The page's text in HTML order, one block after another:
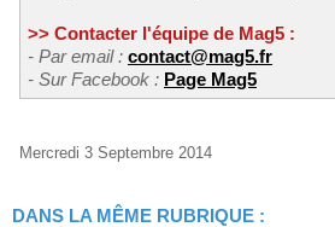
>> Contacter l'équipe de Mag5 :
- Par email : contact@mag5.fr
- Sur Facebook : Page Mag5
Mercredi 3 Septembre 2014
DANS LA MÊME RUBRIQUE :